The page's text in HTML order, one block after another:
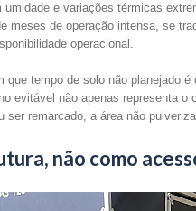
e variações térmicas
meses de operação intensa, se
operacional.
que tempo de solo não planejado
evitável não apenas representa o
remarcado, a área não
não como